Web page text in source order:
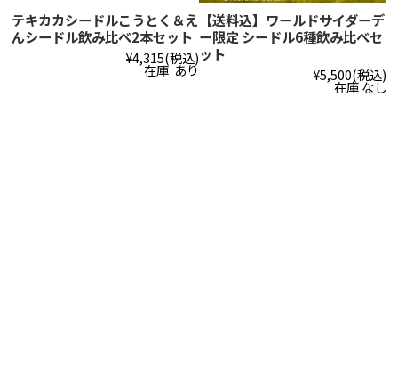
テキカカシードルこうとく＆え
んシードル飲み比べ2本セット
¥4,315(税込)
在庫 あり
【送料込】ワールドサイダーデ
ー限定 シードル6種飲み比べセ
ット
¥5,500(税込)
在庫 なし